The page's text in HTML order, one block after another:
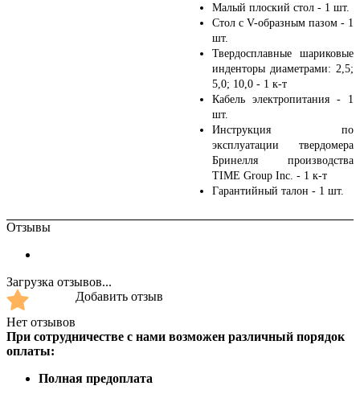
Малый плоский стол - 1 шт.
Стол с V-образным пазом - 1
шт.
Твердосплавные шариковые
инденторы диаметрами: 2,5;
5,0; 10,0 - 1 к-т
Кабель электропитания - 1
шт.
Инструкция по
эксплуатации твердомера
Бринелля производства
TIME Group Inc. - 1 к-т
Гарантийный талон - 1 шт.
Отзывы
Загрузка отзывов...
Нет отзывов
Добавить отзыв
При сотрудничестве с нами возможен различный порядок
оплаты:
Полная предоплата